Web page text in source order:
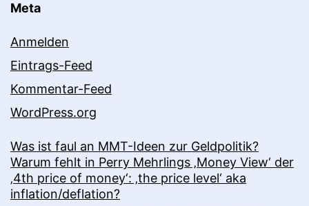
Meta
Anmelden
Eintrags-Feed
Kommentar-Feed
WordPress.org
Was ist faul an MMT-Ideen zur Geldpolitik?
Warum fehlt in Perry Mehrlings ‚Money View‘ der
‚4th price of money‘: ‚the price level‘ aka
inflation/deflation?